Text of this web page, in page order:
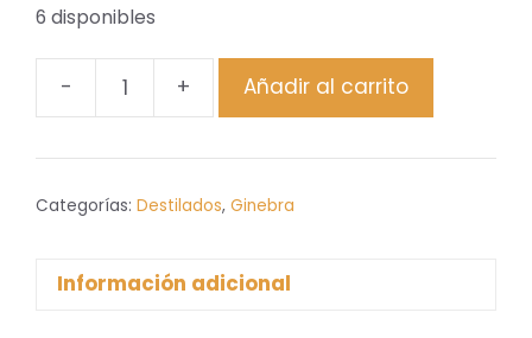
6 disponibles
-
Hendrick's
cantidad
+ Añadir al carrito
Categorías: Destilados, Ginebra
Información adicional